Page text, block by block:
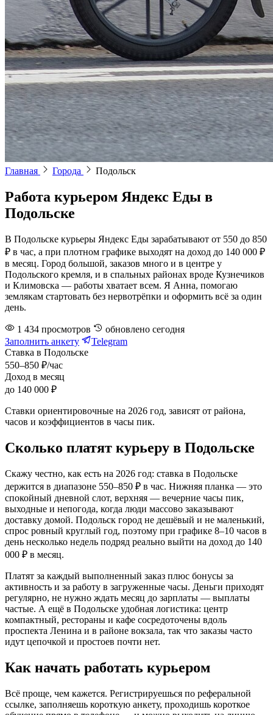
Главная Города Подольск
Работа курьером Яндекс Еды в
Подольске
В Подольске курьеры Яндекс Еды зарабатывают от 550 до 850
₽ в час, а при плотном графике выходят на доход до 140 000 ₽
в месяц. Город большой, заказов много и в центре у
Подольского кремля, и в спальных районах вроде Кузнечиков
и Климовска — работы хватает всем. Я Анна, помогаю
землякам стартовать без нервотрёпки и оформить всё за один
день.
1 434 просмотров обновлено сегодня
Заполнить анкету
Telegram
Ставка в Подольске
550–850 ₽/час
Доход в месяц
до 140 000 ₽
Ставки ориентировочные на 2026 год, зависят от района,
часов и коэффициентов в часы пик.
Сколько платят курьеру в Подольске
Скажу честно, как есть на 2026 год: ставка в Подольске
держится в диапазоне 550–850 ₽ в час. Нижняя планка — это
спокойный дневной слот, верхняя — вечерние часы пик,
выходные и непогода, когда люди массово заказывают
доставку домой. Подольск город не дешёвый и не маленький,
спрос ровный круглый год, поэтому при графике 8–10 часов в
день несколько недель подряд реально выйти на доход до 140
000 ₽ в месяц.
Платят за каждый выполненный заказ плюс бонусы за
активность и за работу в загруженные часы. Деньги приходят
регулярно, не нужно ждать месяц до зарплаты — выплаты
частые. А ещё в Подольске удобная логистика: центр
компактный, рестораны и кафе сосредоточены вдоль
проспекта Ленина и в районе вокзала, так что заказы часто
идут цепочкой и простоев почти нет.
Как начать работать курьером
Всё проще, чем кажется. Регистрируешься по реферальной
ссылке, заполняешь короткую анкету, проходишь короткое